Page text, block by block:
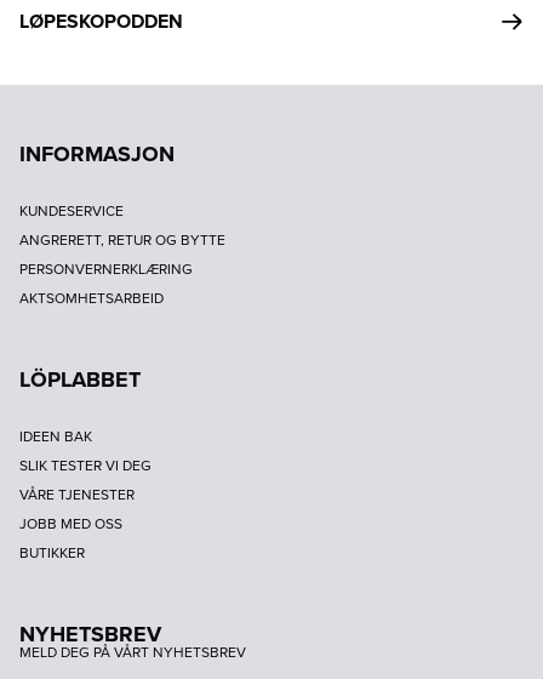
LØPESKOPODDEN
INFORMASJON
KUNDESERVICE
ANGRERETT, RETUR OG BYTTE
PERSONVERNERKLÆRING
AKTSOMHETSARBEID
LÖPLABBET
IDEEN BAK
SLIK TESTER VI DEG
VÅRE TJENESTER
JOBB MED OSS
BUTIKKER
NYHETSBREV
MELD DEG PÅ VÅRT NYHETSBREV